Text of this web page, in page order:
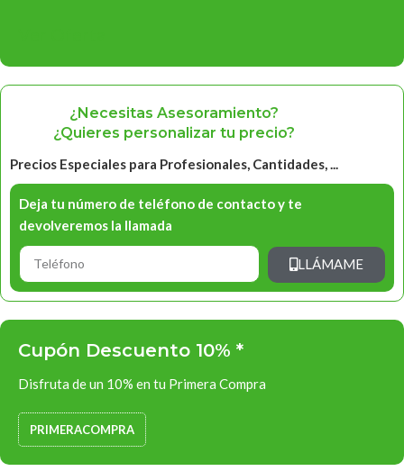
¿Necesitas Asesoramiento?
¿Quieres personalizar tu precio?
Precios Especiales para Profesionales, Cantidades, ...
Deja tu número de teléfono de contacto y te
devolveremos la llamada
LLÁMAME
Cupón Descuento 10% *
Disfruta de un 10% en tu Primera Compra
PRIMERACOMPRA